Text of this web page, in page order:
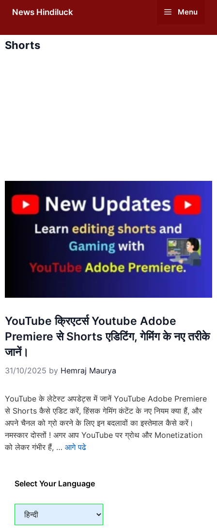
News Hindiluck Menu
Shorts
YouTube क्रिएटर्स Youtube Adobe
Premiere से Shorts एडिटिंग, गेमिंग के नए तरीके
जानें।
31/10/2025 by Hemraj Maurya
YouTube के लेटेस्ट अपडेट्स में जानें YouTube Adobe Premiere
से Shorts कैसे एडिट करें, हिंसक गेमिंग कंटेंट के नए नियम क्या हैं, और
अपने चैनल को ग्रो करने के लिए इन बदलावों का इस्तेमाल कैसे करें।
नमस्कार दोस्तों ! अगर आप YouTube पर ग्रोथ और Monetization
को लेकर गंभीर हैं, … आगे पढे
Select Your Language